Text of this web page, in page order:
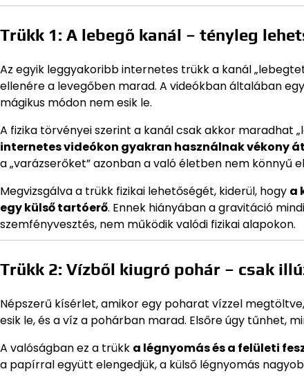
Trükk 1: A lebegő kanál – tényleg
Az egyik leggyakoribb internetes trükk a kanál
ellenére a levegőben marad. A videókban általában
mágikus módon nem esik le.
A fizika törvényei szerint a kanál csak akkor maradhat
internetes videókon gyakran használnak vékony
a „varázserőket” azonban a való életben nem könnyű
Megvizsgálva a trükk fizikai lehetőségét, kiderül, hogy a
egy külső tartóerő. Ennek hiányában a gravitáció
szemfényvesztés, nem működik valódi fizikai alapokon.
Trükk 2: Vízből kiugró pohár – csak
Népszerű kísérlet, amikor egy poharat vízzel
esik le, és a víz a pohárban marad. Elsőre úgy tűnhet,
A valóságban ez a trükk a légnyomás és a felületi
a papírral együtt elengedjük, a külső légnyomás